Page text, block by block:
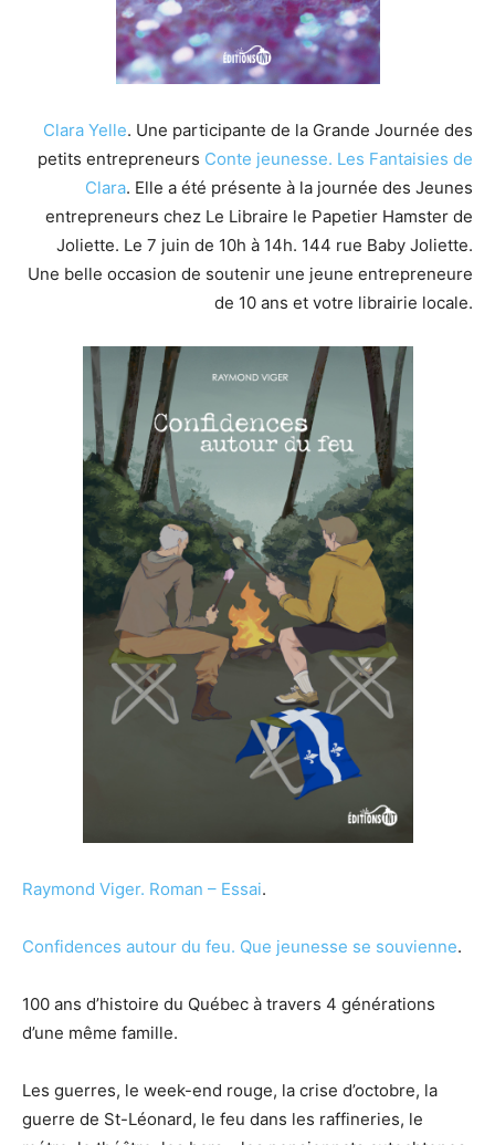
Clara Yelle. Une participante de la Grande Journée des
petits entrepreneurs Conte jeunesse. Les Fantaisies de
Clara. Elle a été présente à la journée des Jeunes
entrepreneurs chez Le Libraire le Papetier Hamster de
Joliette. Le 7 juin de 10h à 14h. 144 rue Baby Joliette.
Une belle occasion de soutenir une jeune entrepreneure
de 10 ans et votre librairie locale.
Raymond Viger. Roman – Essai.
Confidences autour du feu. Que jeunesse se souvienne.
100 ans d’histoire du Québec à travers 4 générations
d’une même famille.
Les guerres, le week-end rouge, la crise d’octobre, la
guerre de St-Léonard, le feu dans les raffineries, le